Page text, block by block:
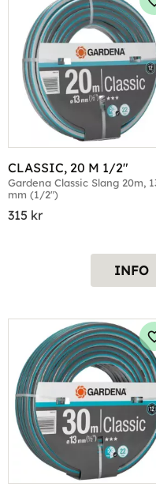
CLASSIC, 20 M 1/2"
Gardena Classic Slang 20m,
mm (1/2")
315 kr
INFO